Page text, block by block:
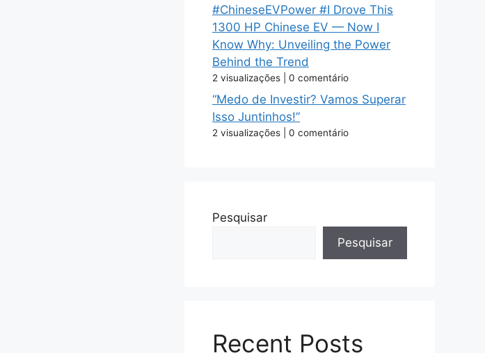
#ChineseEVPower #I Drove This
1300 HP Chinese EV — Now I
Know Why: Unveiling the Power
Behind the Trend
2 visualizações 0 comentário
“Medo de Investir? Vamos Superar
Isso Juntinhos!”
2 visualizações 0 comentário
Pesquisar
Pesquisar
Recent Posts